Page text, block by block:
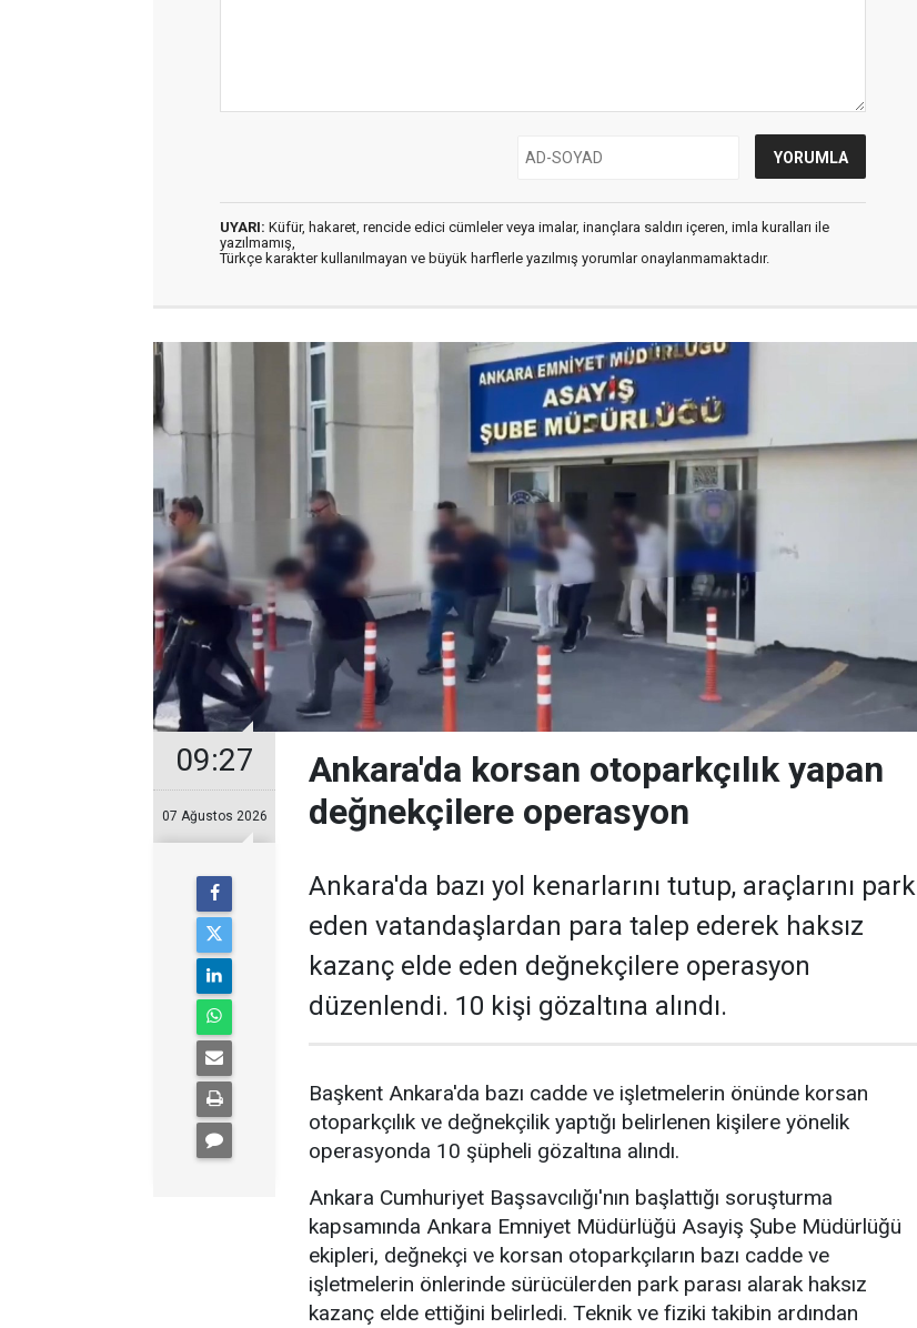
UYARI: Küfür, hakaret, rencide edici cümleler veya imalar, inançlara saldırı içeren, imla kuralları ile
yazılmamış,
Türkçe karakter kullanılmayan ve büyük harflerle yazılmış yorumlar onaylanmamaktadır.
09:27
07 Ağustos 2026
Ankara'da korsan otoparkçılık yapan
değnekçilere operasyon
Ankara'da bazı yol kenarlarını tutup, araçlarını park
eden vatandaşlardan para talep ederek haksız
kazanç elde eden değnekçilere operasyon
düzenlendi. 10 kişi gözaltına alındı.
Başkent Ankara'da bazı cadde ve işletmelerin önünde korsan
otoparkçılık ve değnekçilik yaptığı belirlenen kişilere yönelik
operasyonda 10 şüpheli gözaltına alındı.
Ankara Cumhuriyet Başsavcılığı'nın başlattığı soruşturma
kapsamında Ankara Emniyet Müdürlüğü Asayiş Şube Müdürlüğü
ekipleri, değnekçi ve korsan otoparkçıların bazı cadde ve
işletmelerin önlerinde sürücülerden park parası alarak haksız
kazanç elde ettiğini belirledi. Teknik ve fiziki takibin ardından